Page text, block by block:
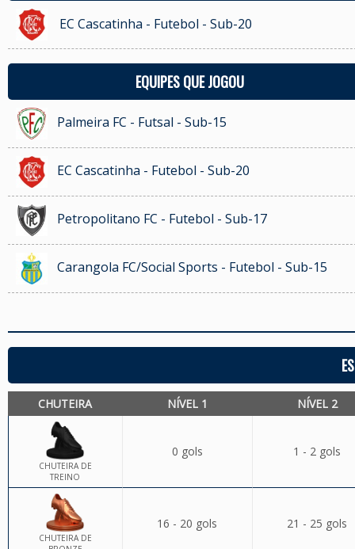
EC Cascatinha - Futebol - Sub-20
EQUIPES QUE JOGOU
Palmeira FC - Futsal - Sub-15
EC Cascatinha - Futebol - Sub-20
Petropolitano FC - Futebol - Sub-17
Carangola FC/Social Sports - Futebol - Sub-15
CHUTEIRA NÍVEL 1 NÍVEL 2
CHUTEIRA DE
TREINO
0 gols 1 - 2 gols
CHUTEIRA DE
16 - 20 gols 21 - 25 gols